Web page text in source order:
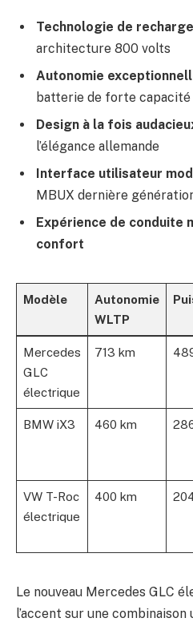
Technologie de
architecture 800 volts
Autonomie
batterie de forte capacité
Design à la fois
l’élégance allemande
Interface utilisateur
MBUX dernière
Expérience de conduite
confort
Modèle
Autonomie
WLTP
Mercedes
GLC
électrique
713 km
BMW iX3 460 km
VW T-Roc
électrique
400 km
Le nouveau Mercedes GLC
l’accent sur une combinaison